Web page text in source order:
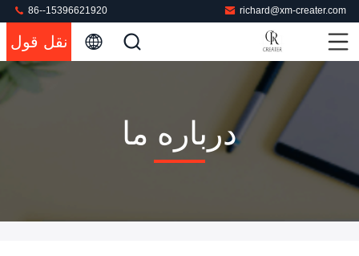
richard@xm-creater.com
86--15396621920
نقل قول
درباره ما